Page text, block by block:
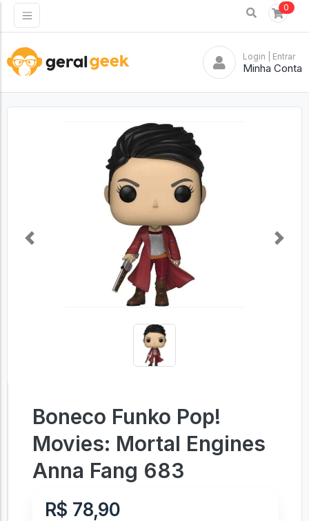
0
Login | Entrar
Minha Conta
Previous Next
Boneco Funko Pop!
Movies: Mortal Engines
Anna Fang 683
R$ 78,90